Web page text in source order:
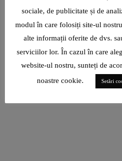
sociale, de publicitate și de
modul în care folosiți site-ul
alte informații oferite de dvs.
serviciilor lor. În cazul în care
website-ul nostru, sunteți de
noastre cookie.
Setări